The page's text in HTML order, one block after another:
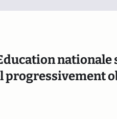
nationale
progressivement